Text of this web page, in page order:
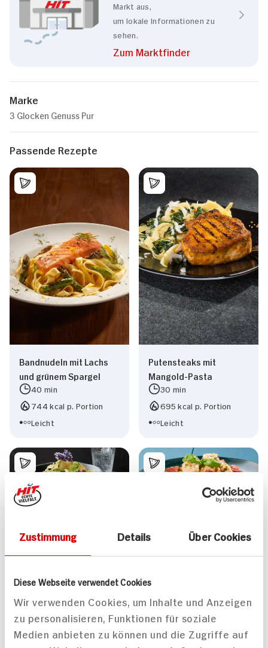
Zustimmung Details Über Cookies
Diese Webseite verwendet Cookies
Wir verwenden Cookies, um Inhalte und Anzeigen
zu personalisieren, Funktionen für soziale
Medien anbieten zu können und die Zugriffe auf
Markt aus,
um lokale Informationen zu
sehen.
Zum Marktfinder
Marke
3 Glocken Genuss Pur
Passende Rezepte
Bandnudeln mit Lachs
und grünem Spargel
40 min
744 kcal p. Portion
Leicht
Putensteaks mit
Mangold-Pasta
30 min
695 kcal p. Portion
Leicht
Krautfleckerl
Leicht
Bandnudeln an Chorizo-
Rotgarnelenschwänzen
Leicht